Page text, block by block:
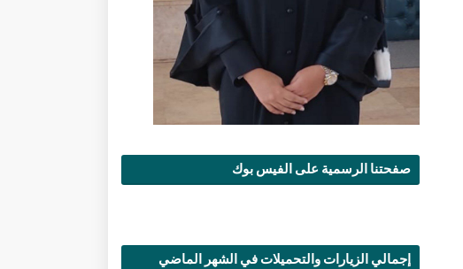
صفحتنا الرسمية على الفيس بوك
إجمالي الزيارات والتحميلات في الشهر الماضي